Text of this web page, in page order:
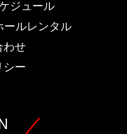
ジュール
ールレンタル
わせ
シー